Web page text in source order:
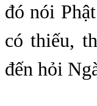
đó nói
có thiếu,
đến hỏi